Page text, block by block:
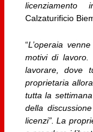
licenziamento
Calzaturificio
“L’operaia
motivi di
lavorare, dove
proprietaria
tutta la
della
licenzi”. La